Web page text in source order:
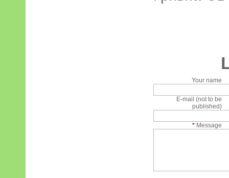
Your name
E-mail (not to be
published)
* Message